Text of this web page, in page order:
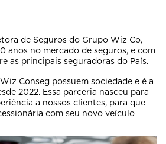
de Seguros do Grupo Wiz Co,
anos no mercado de seguros, e com
as principais seguradoras do País.
Conseg possuem sociedade e é a
2022. Essa parceria nasceu para
a nossos clientes, para que
com seu novo veículo